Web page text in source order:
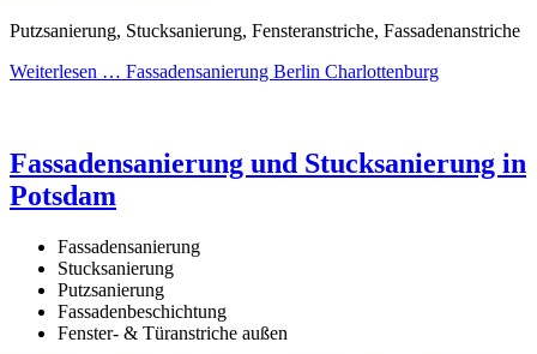
Putzsanierung, Stucksanierung, Fensteranstriche, Fassadenanstriche
Weiterlesen … Fassadensanierung Berlin Charlottenburg
Fassadensanierung und Stucksanierung in
Potsdam
Fassadensanierung
Stucksanierung
Putzsanierung
Fassadenbeschichtung
Fenster- & Türanstriche außen